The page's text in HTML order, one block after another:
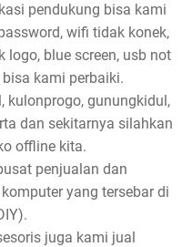
pendukung bisa kami
wifi tidak konek,
logo, blue screen, usb not
kami perbaiki.
kulonprogo, gunungkidul,
dan sekitarnya silahkan
offline kita.
penjualan dan
yang tersebar di
juga kami jual